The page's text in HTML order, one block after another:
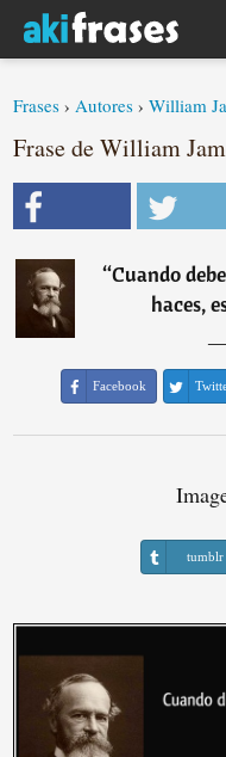
Frases ›Autores ›William
Frase de William
“Cuando
haces,
Facebook
tumblr